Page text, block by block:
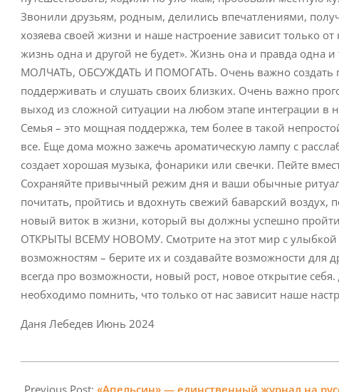
Звонили друзьям, родным, делились впечатлениями,
хозяева своей жизни и наше настроение зависит только
жизнь одна и другой не будет». Жизнь она и правда одна
МОЛЧАТЬ, ОБСУЖДАТЬ И ПОМОГАТЬ. Очень важно создать
поддерживать и слушать своих близких. Очень важно
выход из сложной ситуации на любом этапе интеграции
Семья – это мощная поддержка, тем более в такой
все. Еще дома можно зажечь ароматическую лампу с
создает хорошая музыка, фонарики или свечки. Пейте
Сохраняйте привычный режим дня и ваши обычные
почитать, пройтись и вдохнуть свежий баварский воздух,
новый виток в жизни, который вы должны успешно
ОТКРЫТЫ ВСЕМУ НОВОМУ. Смотрите на этот мир с улыбкой
возможностям – берите их и создавайте возможности
всегда про возможности, новый рост, новое открытие
необходимо помнить, что только от нас зависит наше
Даня Лебедев Июнь 2024
07-
Previous Post: «Апельсин» — единственный журнал на